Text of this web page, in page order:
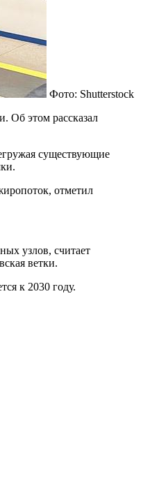
Фото: Shutterstock
Об этом рассказал
существующие
отметил
узлов, считает
ветки.
к 2030 году.